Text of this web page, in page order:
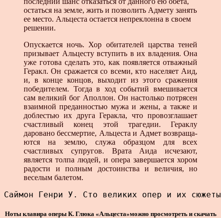
остаться на земле, жить и позволить Адмету занять
ее место. Альцеста ос­тается непреклонна в своем
решении.
Опускается ночь. Хор обитателей царства теней
призывает Альцесту вступить в их владения. Она
уже готова сделать это, как появляется отважный
Геракл. Он сражается со все­ми, кто населяет Аид,
и, в конце концов, выходит из этого сражения
победителем. Тогда в ход событий вмешивается
сам великий бог Аполлон. Он настолько потрясен
взаимной преданностью мужа и жены, а также и
доблестью их друга Геракла, что провозглашает
счастливый конец этой трагедии. Гераклу
даровано бессмертие, Альцеста и Адмет возвраща­
ются на землю, служа образцом для всех
счастливых супру­гов. Врата Аида исчезают,
является толпа людей, и опера завершается хором
радости и полным достоинства и вели­чия, но
веселым балетом.
Саймон Генри У. Сто великих опер и их
Ноты клавира оперы К. Глюка «Альцеста»можно просмотреть и скачать